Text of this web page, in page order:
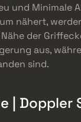
und Minimale
nähert,
der
aus,
sind.
| Doppler